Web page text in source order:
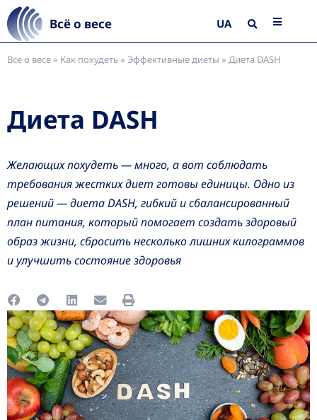
Всё о весе UA
Все о весе» Как похудеть» Эффективные диеты » Диета DASH
Диета DASH
Желающих похудеть — много, а вот соблюдать
требования жестких диет готовы единицы. Одно из
решений — диета DASH, гибкий и сбалансированный
план питания, который помогает создать здоровый
образ жизни, сбросить несколько лишних килограммов
и улучшить состояние здоровья